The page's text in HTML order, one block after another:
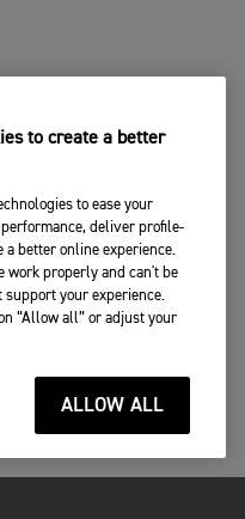
to create a better
to ease your
deliver profile-
a better online experience.
work properly and can't be
support your experience.
“Allow all” or adjust your
ALLOW ALL